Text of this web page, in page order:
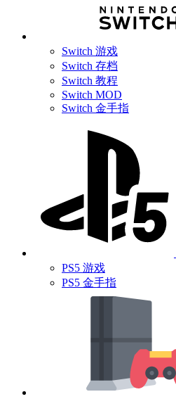
Switch 游戏
Switch 存档
Switch 教程
Switch MOD
Switch 金手指
PS5 游戏
PS5 金手指